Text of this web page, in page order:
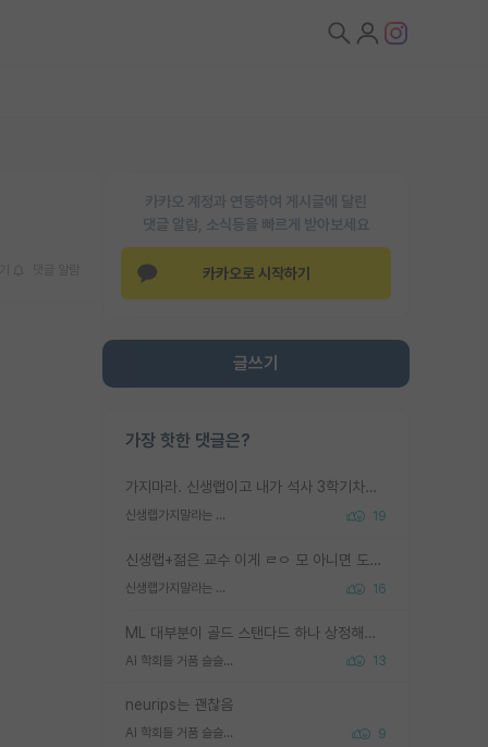
카카오 계정과 연동하여 게시글에 달린
댓글 알람, 소식등을 빠르게 받아보세요
카카오로 시작하기
글쓰기
가장 핫한 댓글은?
가지마라. 신생랩이고 내가 석사 3학기차인데 최고참인데 나도 아무것도 모르는데 교수가 후배들 왜 논문 교육 안시키냐. 논문 왜 안 써오냐 닦달한다
신생랩가지말라는 이유가 있었구나 19
신생랩+젊은 교수 이게 ㄹㅇ 모 아니면 도인듯.
신생랩가지말라는 이유가 있었구나 16
ML 대부분이 골드 스탠다드 하나 상정해놓고 (벤치마크 데이터셋이 여러 개면 여러 개 상정) 그거 얼마나 잘 맞추나 싸움임 가끔 번뜩이는 설계 철학을 보여주는 논문들도 있지만 대부분 그거 성적 얼마나 더 올리느라에 혈안이 되어 있는 측면이 잇음
AI 학회들 거품 슬슬 지적이 나오네요 13
neurips는 괜찮음
AI 학회들 거품 슬슬 지적이 나오네요 9